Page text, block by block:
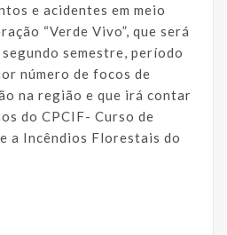
e acidentes em meio
“Verde Vivo”, que será
semestre, período
número de focos de
na região e que irá contar
do CPCIF- Curso de
a Incêndios Florestais do